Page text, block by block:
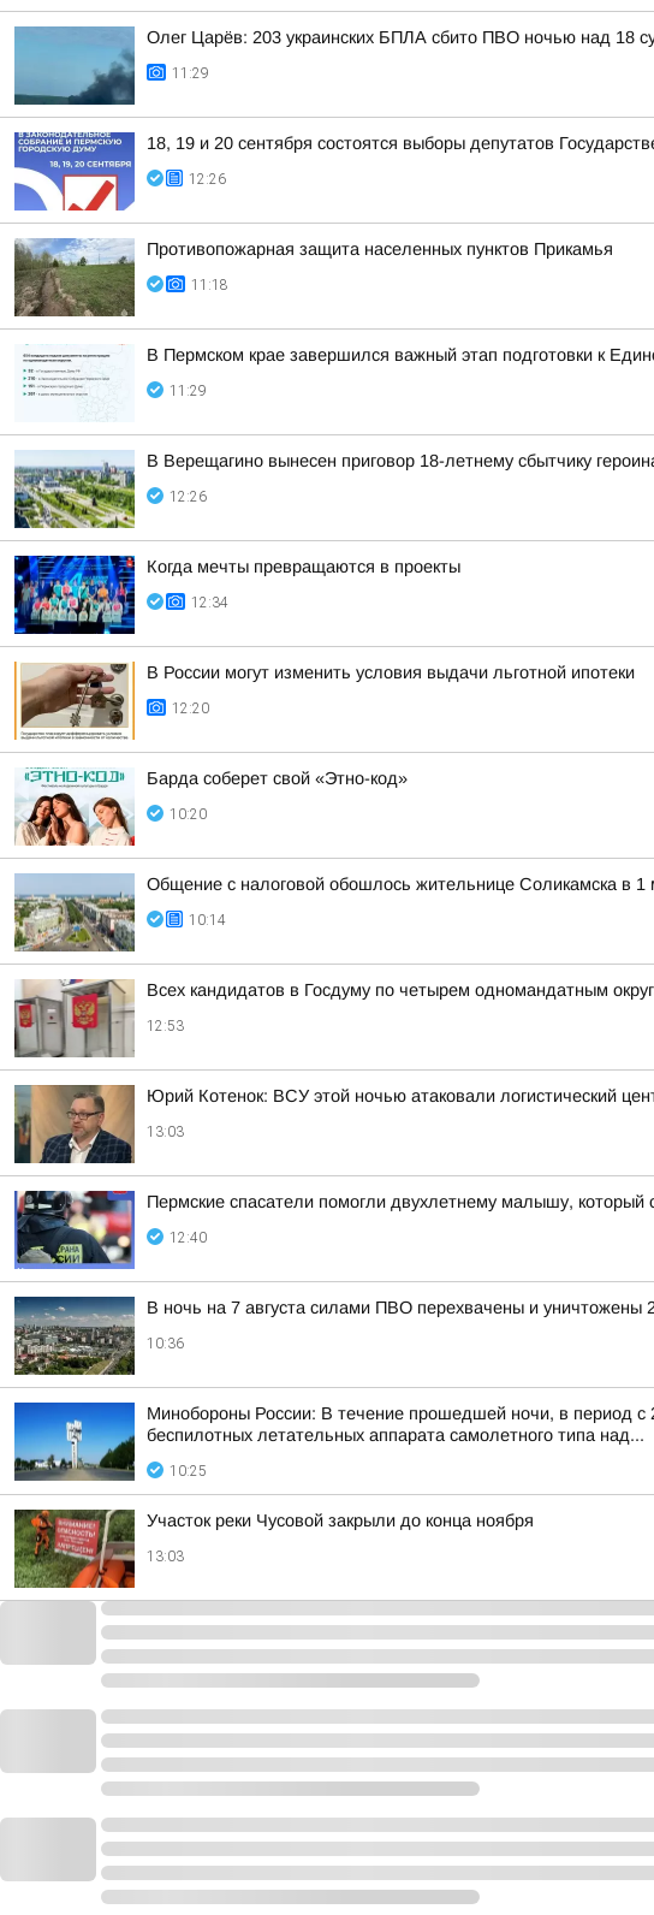
Олег Царёв: 203 украинских БПЛА сбито ПВО ночью над 18
11:29
18, 19 и 20 сентября состоятся выборы депутатов
12:26
Противопожарная защита населенных пунктов Прикамья
11:18
В Пермском крае завершился важный этап подготовки к
11:29
В Верещагино вынесен приговор 18-летнему сбытчику
12:26
Когда мечты превращаются в проекты
12:34
В России могут изменить условия выдачи льготной ипотеки
12:20
Барда соберет свой «Этно-код»
10:20
Общение с налоговой обошлось жительнице Соликамска в 1
10:14
Всех кандидатов в Госдуму по четырем одномандатным
12:53
Юрий Котенок: ВСУ этой ночью атаковали логистический
13:03
Пермские спасатели помогли двухлетнему малышу, который
12:40
В ночь на 7 августа силами ПВО перехвачены и уничтожены
10:36
Минобороны России: В течение прошедшей ночи, в период с
беспилотных летательных аппарата самолетного типа над...
10:25
Участок реки Чусовой закрыли до конца ноября
13:03